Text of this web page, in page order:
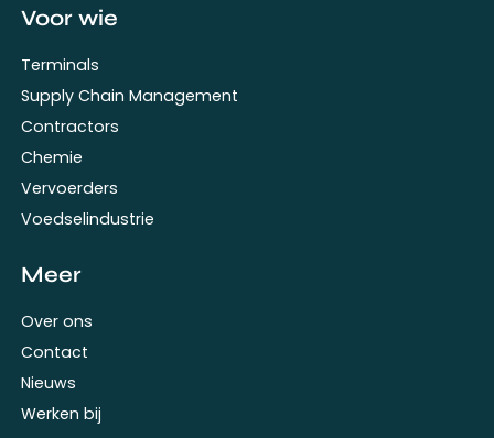
Voor wie
Terminals
Supply Chain Management
Contractors
Chemie
Vervoerders
Voedselindustrie
Meer
Over ons
Contact
Nieuws
Werken bij